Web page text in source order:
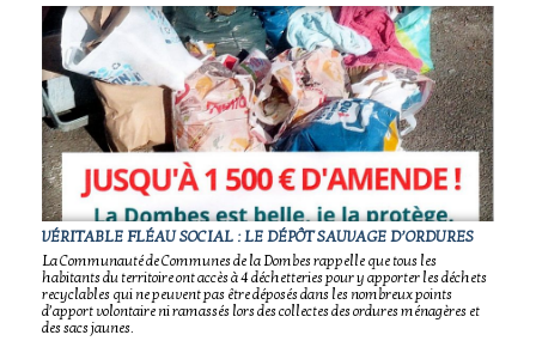
VÉRITABLE FLÉAU SOCIAL : LE DÉPÔT SAUVAGE D’ORDURES
La Communauté de Communes de la Dombes rappelle que tous les
habitants du territoire ont accès à 4 déchetteries pour y apporter les déchets
recyclables qui ne peuvent pas être déposés dans les nombreux points
d’apport volontaire ni ramassés lors des collectes des ordures ménagères et
des sacs jaunes.